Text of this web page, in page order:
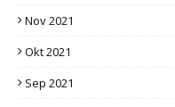
Nov 2021
Okt 2021
Sep 2021